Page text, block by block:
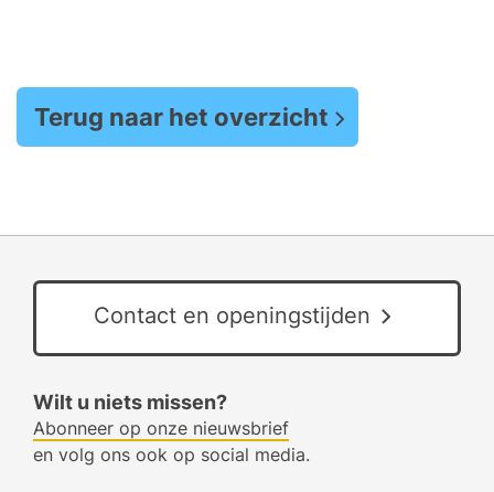
Terug naar het overzicht
Contact en openingstijden
Wilt u niets missen?
Abonneer op onze nieuwsbrief
en volg ons ook op social media.